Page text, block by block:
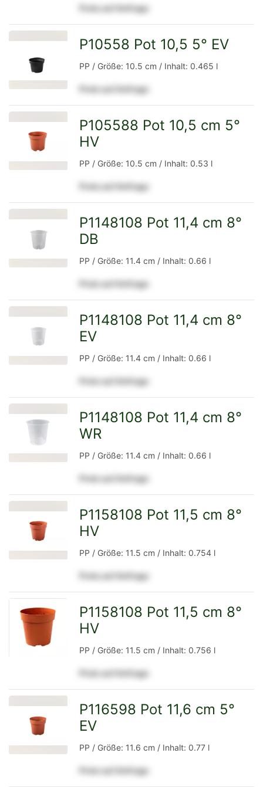
Preis auf Anfrage
Detailseite
P10558 Pot 10,5 5° EV
PP / Größe: 10.5 cm / Inhalt: 0.465 l
Preis auf Anfrage
P105588 Pot 10,5 cm 5°
HV
PP / Größe: 10.5 cm / Inhalt: 0.53 l
Preis auf Anfrage
P1148108 Pot 11,4 cm 8°
DB
PP / Größe: 11.4 cm / Inhalt: 0.66 l
Preis auf Anfrage
P1148108 Pot 11,4 cm 8°
EV
PP / Größe: 11.4 cm / Inhalt: 0.66 l
Preis auf Anfrage
P1148108 Pot 11,4 cm 8°
WR
PP / Größe: 11.4 cm / Inhalt: 0.66 l
Preis auf Anfrage
P1158108 Pot 11,5 cm 8°
HV
PP / Größe: 11.5 cm / Inhalt: 0.754 l
Preis auf Anfrage
P1158108 Pot 11,5 cm 8°
HV
PP / Größe: 11.5 cm / Inhalt: 0.756 l
Preis auf Anfrage
P116598 Pot 11,6 cm 5°
EV
PP / Größe: 11.6 cm / Inhalt: 0.77 l
Preis auf Anfrage